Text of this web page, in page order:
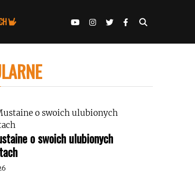
o swoich ulubionych